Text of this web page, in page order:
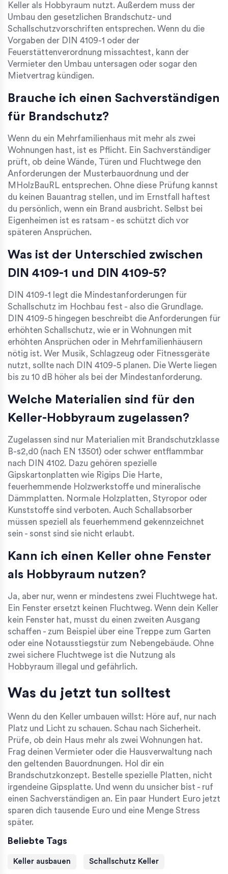
Keller als Hobbyraum nutzt. Außerdem muss der
Umbau den gesetzlichen Brandschutz- und
Schallschutzvorschriften entsprechen. Wenn du die
Vorgaben der DIN 4109-1 oder der
Feuerstättenverordnung missachtest, kann der
Vermieter den Umbau untersagen oder sogar den
Mietvertrag kündigen.
Brauche ich einen Sachverständigen
für Brandschutz?
Wenn du ein Mehrfamilienhaus mit mehr als zwei
Wohnungen hast, ist es Pflicht. Ein Sachverständiger
prüft, ob deine Wände, Türen und Fluchtwege den
Anforderungen der Musterbauordnung und der
MHolzBauRL entsprechen. Ohne diese Prüfung kannst
du keinen Bauantrag stellen, und im Ernstfall haftest
du persönlich, wenn ein Brand ausbricht. Selbst bei
Eigenheimen ist es ratsam - es schützt dich vor
späteren Ansprüchen.
Was ist der Unterschied zwischen
DIN 4109-1 und DIN 4109-5?
DIN 4109-1 legt die Mindestanforderungen für
Schallschutz im Hochbau fest - also die Grundlage.
DIN 4109-5 hingegen beschreibt die Anforderungen für
erhöhten Schallschutz, wie er in Wohnungen mit
erhöhten Ansprüchen oder in Mehrfamilienhäusern
nötig ist. Wer Musik, Schlagzeug oder Fitnessgeräte
nutzt, sollte nach DIN 4109-5 planen. Die Werte liegen
bis zu 10 dB höher als bei der Mindestanforderung.
Welche Materialien sind für den
Keller-Hobbyraum zugelassen?
Zugelassen sind nur Materialien mit Brandschutzklasse
B-s2,d0 (nach EN 13501) oder schwer entflammbar
nach DIN 4102. Dazu gehören spezielle
Gipskartonplatten wie Rigips Die Harte,
feuerhemmende Holzwerkstoffe und mineralische
Dämmplatten. Normale Holzplatten, Styropor oder
Kunststoffe sind verboten. Auch Schallabsorber
müssen speziell als feuerhemmend gekennzeichnet
sein - sonst sind sie nicht erlaubt.
Kann ich einen Keller ohne Fenster
als Hobbyraum nutzen?
Ja, aber nur, wenn er mindestens zwei Fluchtwege hat.
Ein Fenster ersetzt keinen Fluchtweg. Wenn dein Keller
kein Fenster hat, musst du einen zweiten Ausgang
schaffen - zum Beispiel über eine Treppe zum Garten
oder eine Notausstiegstür zum Nebengebäude. Ohne
zwei sichere Fluchtwege ist die Nutzung als
Hobbyraum illegal und gefährlich.
Was du jetzt tun solltest
Wenn du den Keller umbauen willst: Höre auf, nur nach
Platz und Licht zu schauen. Schau nach Sicherheit.
Prüfe, ob dein Haus mehr als zwei Wohnungen hat.
Frag deinen Vermieter oder die Hausverwaltung nach
den geltenden Bauordnungen. Hol dir ein
Brandschutzkonzept. Bestelle spezielle Platten, nicht
irgendeine Gipsplatte. Und wenn du unsicher bist - ruf
einen Sachverständigen an. Ein paar Hundert Euro jetzt
sparen dich tausende Euro und eine Menge Stress
später.
Beliebte Tags
Keller ausbauen Schallschutz Keller